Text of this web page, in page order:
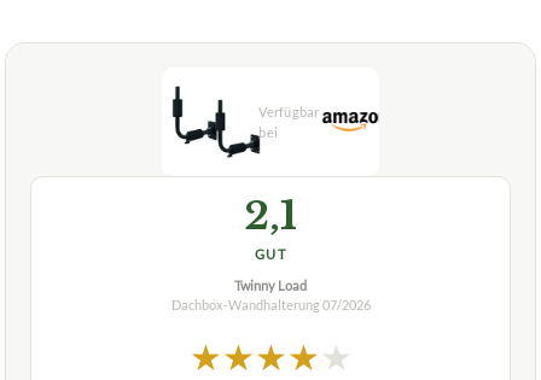
mit Befestigungssatz mit 4 Schrauben und Dübeln
Fragen und Antworten zu Dachbox-Wandhalterung
QLS, 82 cm WSB aus Stahl
Aus welchem Material besteht die QLS 82 cm WSB
Dachboxhalterung?
Wie wird die Dachbox an dieser Halterung befestigt?
Verfuegbar beiAmazon
beste-testsieger.de